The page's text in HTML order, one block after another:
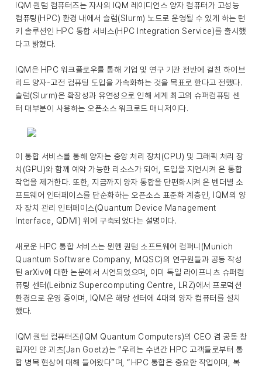
IQM 퀀텀 컴퓨터즈는 자사의 IQM 레이디언스 양자 컴퓨터가 고성능
컴퓨팅(HPC) 환경 내에서 슬럼(Slurm) 노드로 운영될 수 있게 하는 턴
키 솔루션인 HPC 통합 서비스(HPC Integration Service)를 출시했
다고 밝혔다.
IQM은 HPC 워크플로우를 통해 기업 및 연구 기관 전반에 걸친 하이브
리드 양자-고전 컴퓨팅 도입을 가속화하는 것을 목표로 한다고 전했다.
슬럼(Slurm)은 확장성과 유연성으로 인해 세계 최고의 슈퍼컴퓨팅 센
터 대부분이 사용하는 오픈소스 워크로드 매니저이다.
이 통합 서비스를 통해 양자는 중앙 처리 장치(CPU) 및 그래픽 처리 장
치(GPU)와 함께 예약 가능한 리소스가 되어, 도입을 지연시켜 온 통합
작업을 제거한다. 또한, 지금까지 양자 통합을 단편화시켜 온 벤더별 소
프트웨어 인터페이스를 단순화하는 오픈소스 표준화 계층인, IQM의 양
자 장치 관리 인터페이스(Quantum Device Management
Interface, QDMI) 위에 구축되었다는 설명이다.
새로운 HPC 통합 서비스는 뮌헨 퀀텀 소프트웨어 컴퍼니(Munich
Quantum Software Company, MQSC)의 연구원들과 공동 작성
된 arXiv에 대한 논문에서 시연되었으며, 이미 독일 라이프니츠 슈퍼컴
퓨팅 센터(Leibniz Supercomputing Centre, LRZ)에서 프로덕션
환경으로 운영 중이며, IQM은 해당 센터에 4대의 양자 컴퓨터를 설치
했다.
IQM 퀀텀 컴퓨터즈(IQM Quantum Computers)의 CEO 겸 공동 창
립자인 얀 괴츠(Jan Goetz)는 “우리는 수년간 HPC 고객들로부터 통
합 병목 현상에 대해 들어왔다”며, “HPC 통합은 중요한 작업이며, 복